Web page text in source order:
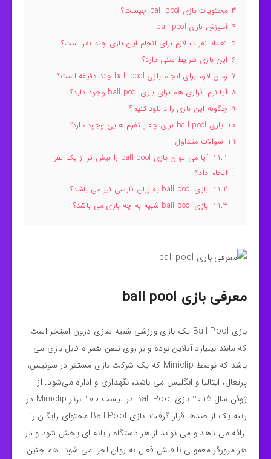
3 محتویات بازی ball pool چیست؟
4 آموزش بازی ball pool
5 تعداد نفرات لازم برای انجام این بازی چند نفر است؟
6 این بازی شرایط سنی دارد؟
7 زمان لازم برای انجام بازی ball pool چند دقیقه است؟
8 آیا نرم افزاری هم برای بازی ball pool وجود دارد؟
9 چگونه این بازی را دانلود کنیم؟
10 بازی ball pool برای چه پلتفرم هایی وجود دارد؟
11 سوالات متداول
11.1
آیا می توان بازی ball pool را بیش تر از یک نفر
انجام داد؟
11.2 بازی ball pool به زبان فارسی نیز می باشد؟
11.3 بازی ball pool شبیه به چه بازی می باشد؟
معرفی بازی ball pool
بازی Ball Pool یک بازی ورزشی شبیه‌ سازی درون استخر است
که مانند بیلیارد آنلاین بوده و بر روی تلفن همراه قابل بازی می
باشد که توسط Miniclip که یک شرکت بازی مستقر در سوئیس،
پرتغال، ایتالیا و انگلیس می باشد، نگهداری و اداره می‌شود. از
ژوئن سال 2015 بازی Ball Pool در لیست 100 برتر Miniclip در
رتبه یک از صدها قرار گرفت. بازی Ball Pool محتوای رایگان را
ارائه می دهد و می تواند از هر دستگاه رایانه ای پخش شود و در
هر مرورگر معمولی با فلش فعال به روان اجرا می شود. هم چنین